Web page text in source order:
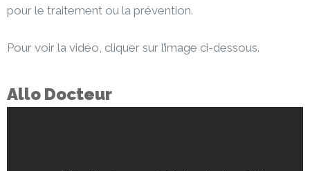
pour le traitement ou la prévention.
Pour voir la vidéo, cliquer sur l’image ci-dessous.
Allo Docteur